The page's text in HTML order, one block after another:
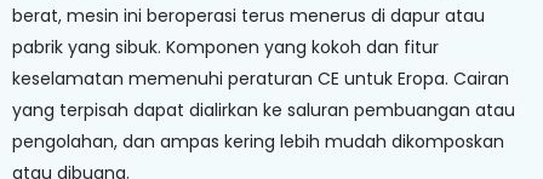
berat, mesin ini beroperasi terus menerus di dapur atau
pabrik yang sibuk. Komponen yang kokoh dan fitur
keselamatan memenuhi peraturan CE untuk Eropa. Cairan
yang terpisah dapat dialirkan ke saluran pembuangan atau
pengolahan, dan ampas kering lebih mudah dikomposkan
atau dibuang.